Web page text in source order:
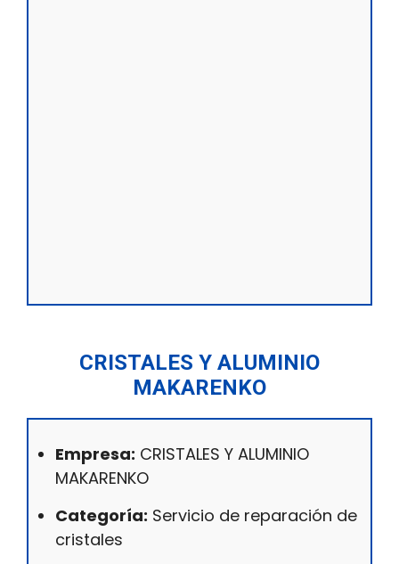
CRISTALES Y ALUMINIO
MAKARENKO
Empresa: CRISTALES Y ALUMINIO
MAKARENKO
Categoría: Servicio de reparación de
cristales